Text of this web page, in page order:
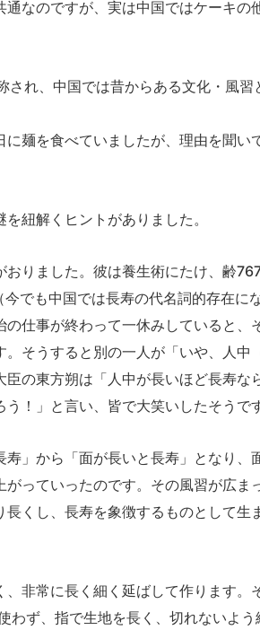
なのですが、実は中国ではケーキの
され、中国では昔からある文化・風習
麺を食べていましたが、理由を聞い
紐解くヒントがありました。
りました。彼は養生術にたけ、齢
でも中国では長寿の代名詞的存在に
仕事が終わって一休みしていると、
そうすると別の一人が「いや、人中
の東方朔は「人中が長いほど長寿な
！」と言い、皆で大笑いしたそうです
」から「面が長いと長寿」となり、
っていったのです。その風習が広ま
くし、長寿を象徴するものとして生
非常に長く細く延ばして作ります。
わず、指で生地を長く、切れないよ